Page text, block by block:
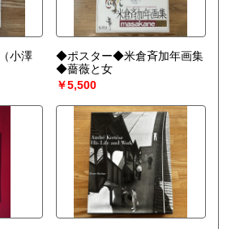
（小澤
◆ポスター◆米倉斉加年画集
◆薔薇と女
￥5,500